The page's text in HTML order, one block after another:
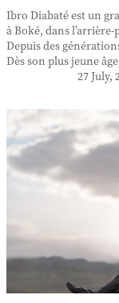
Ibro Diabaté est un
à Boké, dans
Depuis des
Dès son plus jeune
27 July,